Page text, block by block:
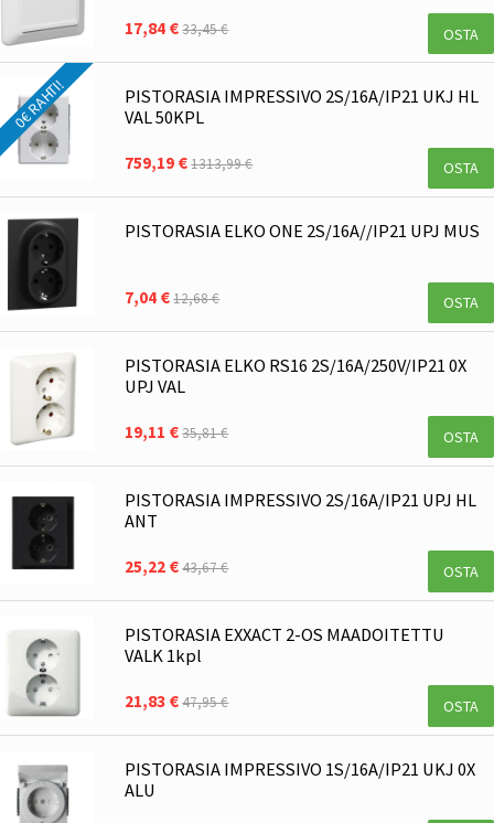
17,84 €33,45 € OSTA
0€ RAHTI!
PISTORASIA IMPRESSIVO 2S/16A/IP21 UKJ HL
VAL 50KPL
759,19 €1313,99 € OSTA
PISTORASIA ELKO ONE 2S/16A//IP21 UPJ MUS
7,04 €12,68 € OSTA
PISTORASIA ELKO RS16 2S/16A/250V/IP21 0X
UPJ VAL
19,11 €35,81 € OSTA
PISTORASIA IMPRESSIVO 2S/16A/IP21 UPJ HL
ANT
25,22 €43,67 € OSTA
PISTORASIA EXXACT 2-OS MAADOITETTU
VALK 1kpl
21,83 €47,95 € OSTA
PISTORASIA IMPRESSIVO 1S/16A/IP21 UKJ 0X
ALU